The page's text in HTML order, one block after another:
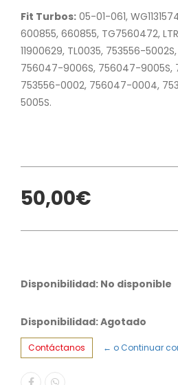
Fit Turbos: 05-01-061,
600855, 660855, TG7560472,
11900629, TL0035, 753556-
756047-9006S, 756047-9005S,
753556-0002, 756047-0004,
5005S.
50,00€
Disponibilidad: No disponible
Disponibilidad: Agotado
Contáctanos ← o Continuar